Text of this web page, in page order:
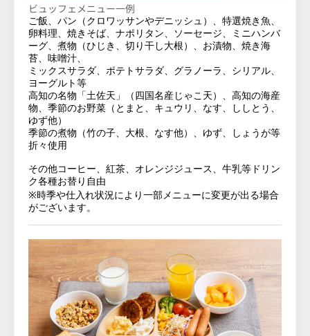
ビュッフェメニュー一例
ご飯、パン（クロワッサンやデニッシュ）、特選焼き魚、
卵料理、 焼きそば、ナポリタン、ソーセージ、ミニハンバ
ーグ、煮物（ひじき、切り干し大根）、お漬物、焼き海
苔、味噌汁、
ミックスサラダ、ポテトサラダ、グラノーラ、シリアル、
ヨーグル ト等
高知の名物「土佐天」（四国名産じゃこ天）、高知の海産
物、 季節のお野菜（とまと、キュウリ、なす、ししとう、
ゆず他）
季節の煮物（竹の子、大根、なす他）、ゆず、しょうが等
折々使用
その他コーヒー、紅茶、オレンジジュース、 牛乳等ドリン
ク各種お替り自由
※時季や仕入れ状況により一部メニューに変更が出る場合
がございます。